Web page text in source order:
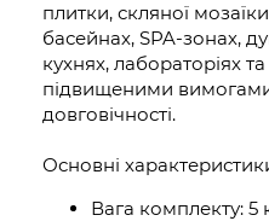
плитки, скляної
басейнах, SPA-зонах,
кухнях, лабораторіях
підвищеними вимогами
довговічності.
Основні
Вага комплекту: 5